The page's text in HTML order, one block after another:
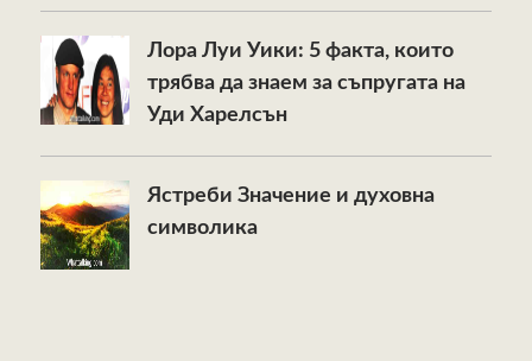
Лора Луи Уики: 5 факта, които
трябва да знаем за съпругата на
Уди Харелсън
Ястреби Значение и духовна
символика